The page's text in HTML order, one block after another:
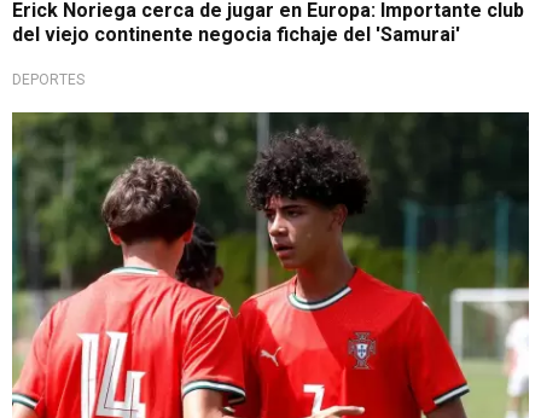
Erick Noriega cerca de jugar en Europa: Importante club
del viejo continente negocia fichaje del 'Samurai'
DEPORTES
Suma experiencia